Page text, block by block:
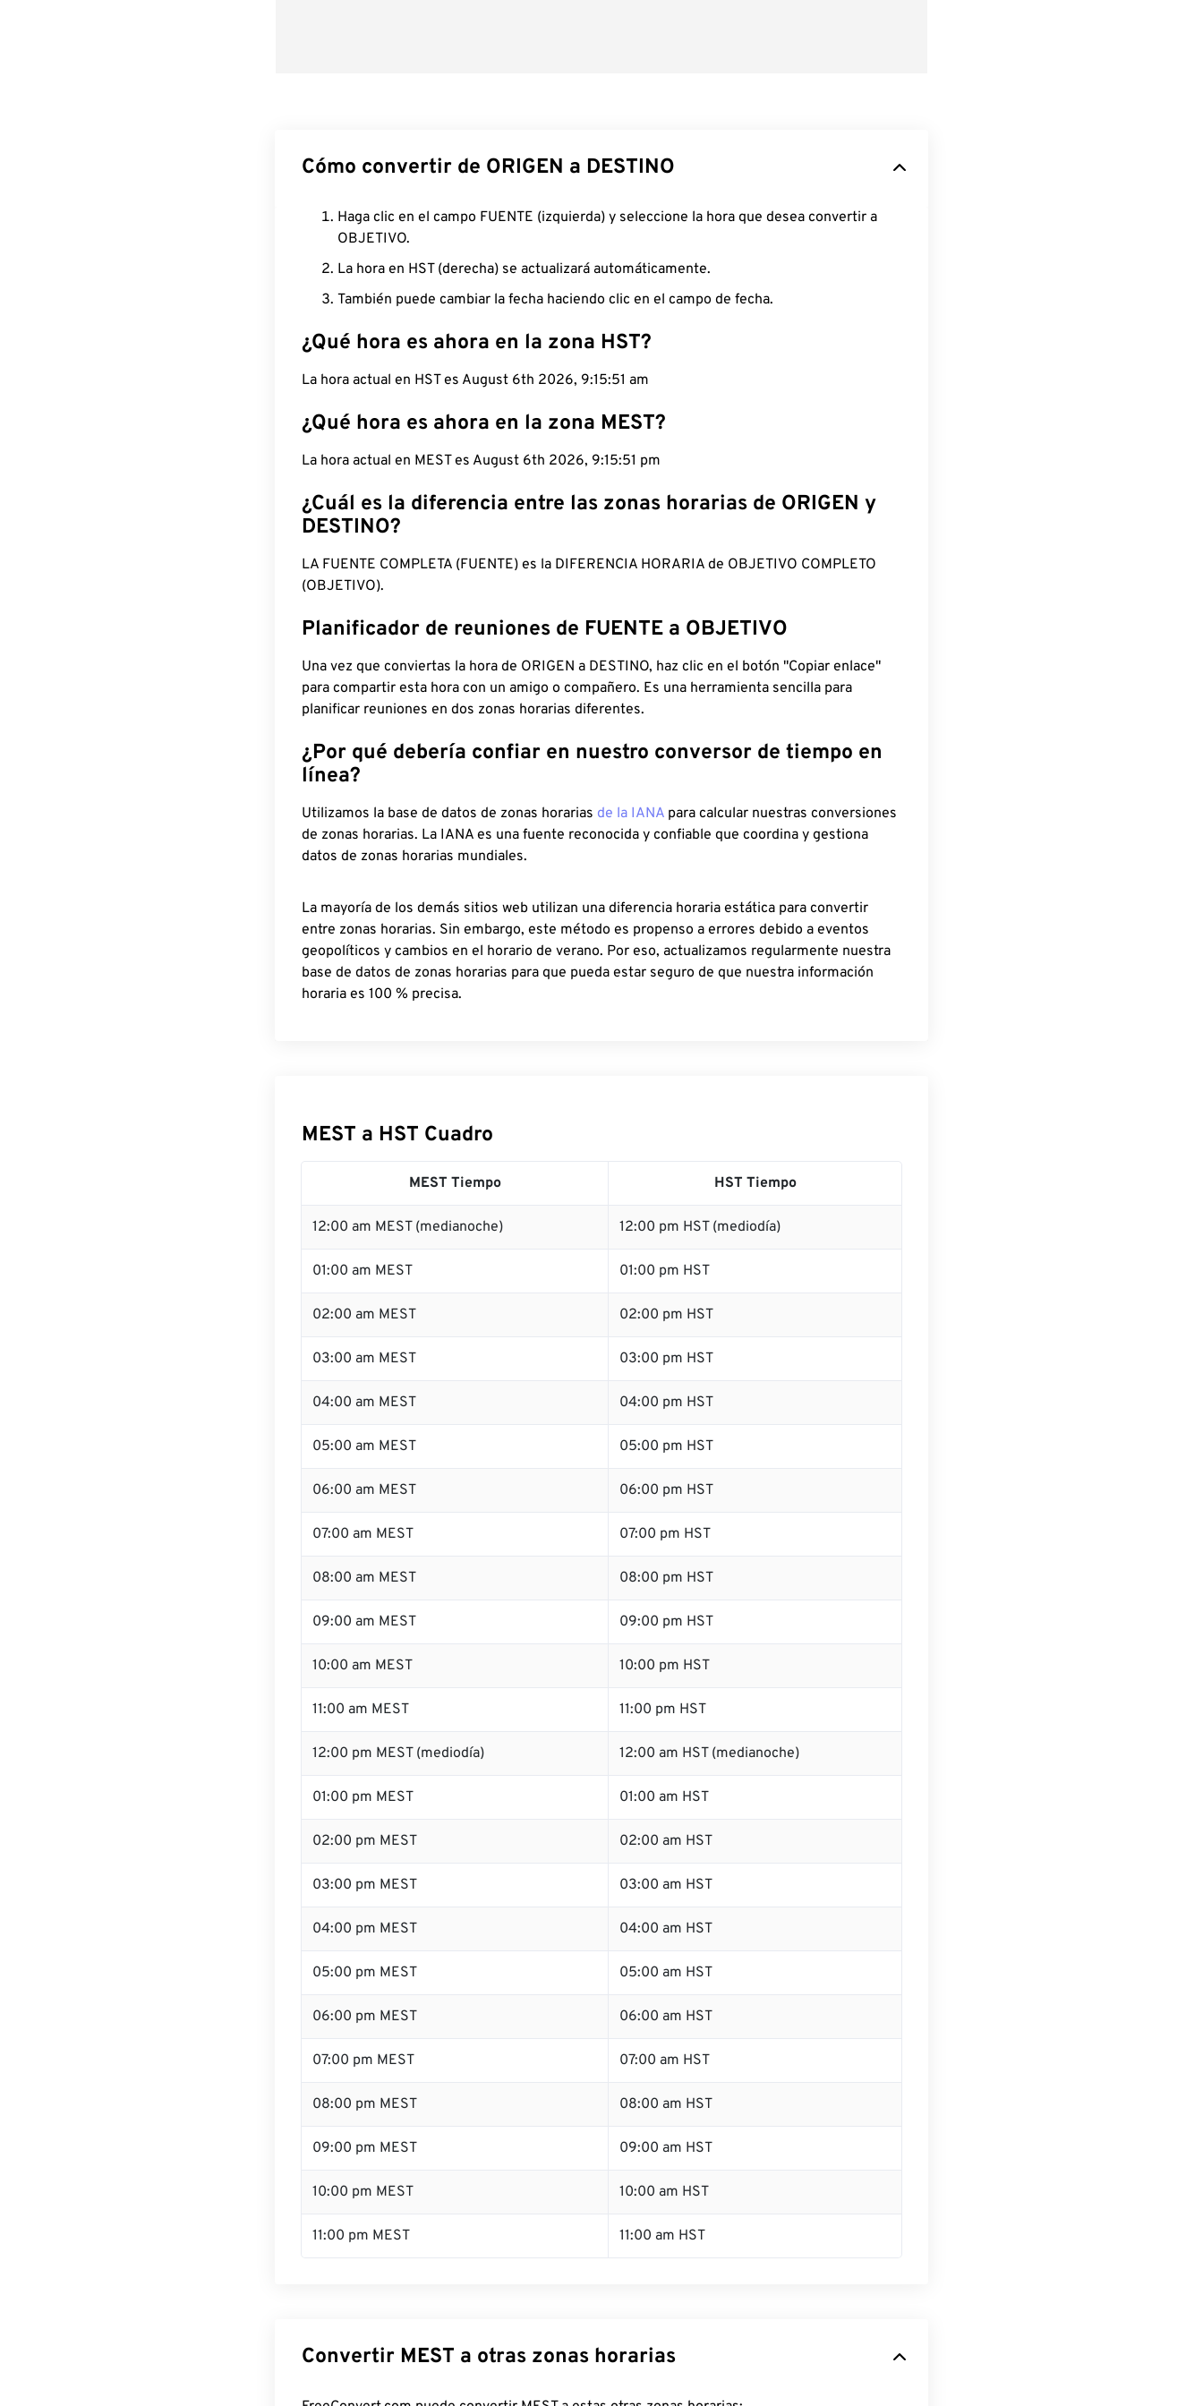
Cómo convertir de ORIGEN a DESTINO
Haga clic en el campo FUENTE (izquierda) y seleccione la hora que desea convertir a
OBJETIVO.
La hora en HST (derecha) se actualizará automáticamente.
También puede cambiar la fecha haciendo clic en el campo de fecha.
¿Qué hora es ahora en la zona HST?
La hora actual en HST es August 6th 2026, 9:15:52 am
¿Qué hora es ahora en la zona MEST?
La hora actual en MEST es August 6th 2026, 9:15:52 pm
¿Cuál es la diferencia entre las zonas horarias de ORIGEN y
DESTINO?
LA FUENTE COMPLETA (FUENTE) es la DIFERENCIA HORARIA de OBJETIVO COMPLETO
(OBJETIVO).
Planificador de reuniones de FUENTE a OBJETIVO
Una vez que conviertas la hora de ORIGEN a DESTINO, haz clic en el botón "Copiar enlace"
para compartir esta hora con un amigo o compañero. Es una herramienta sencilla para
planificar reuniones en dos zonas horarias diferentes.
¿Por qué debería confiar en nuestro conversor de tiempo en
línea?
Utilizamos la base de datos de zonas horarias de la IANA para calcular nuestras conversiones
de zonas horarias. La IANA es una fuente reconocida y confiable que coordina y gestiona
datos de zonas horarias mundiales.
La mayoría de los demás sitios web utilizan una diferencia horaria estática para convertir
entre zonas horarias. Sin embargo, este método es propenso a errores debido a eventos
geopolíticos y cambios en el horario de verano. Por eso, actualizamos regularmente nuestra
base de datos de zonas horarias para que pueda estar seguro de que nuestra información
horaria es 100 % precisa.
MEST a HST Cuadro
MEST Tiempo HST Tiempo
12:00 am MEST (medianoche) 12:00 pm HST (mediodía)
01:00 am MEST 01:00 pm HST
02:00 am MEST 02:00 pm HST
03:00 am MEST 03:00 pm HST
04:00 am MEST 04:00 pm HST
05:00 am MEST 05:00 pm HST
06:00 am MEST 06:00 pm HST
07:00 am MEST 07:00 pm HST
08:00 am MEST 08:00 pm HST
09:00 am MEST 09:00 pm HST
10:00 am MEST 10:00 pm HST
11:00 am MEST 11:00 pm HST
12:00 pm MEST (mediodía) 12:00 am HST (medianoche)
01:00 pm MEST 01:00 am HST
02:00 pm MEST 02:00 am HST
03:00 pm MEST 03:00 am HST
04:00 pm MEST 04:00 am HST
05:00 pm MEST 05:00 am HST
06:00 pm MEST 06:00 am HST
07:00 pm MEST 07:00 am HST
08:00 pm MEST 08:00 am HST
09:00 pm MEST 09:00 am HST
10:00 pm MEST 10:00 am HST
11:00 pm MEST 11:00 am HST
Convertir MEST a otras zonas horarias